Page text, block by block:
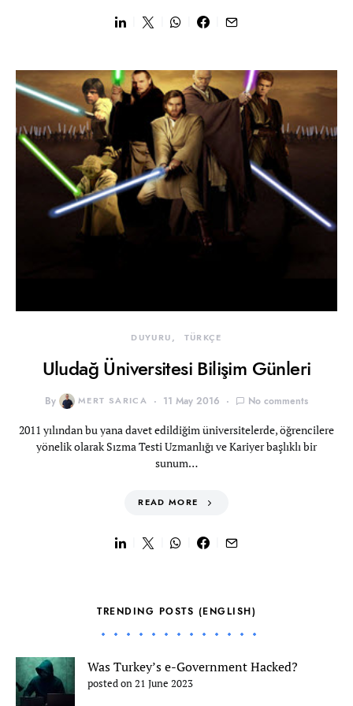
DUYURU TÜRKÇE
Uludağ Üniversitesi Bilişim Günleri
By MERT SARICA 11 May 2016 No comments
2011 yılından bu yana davet edildiğim üniversitelerde, öğrencilere
yönelik olarak Sızma Testi Uzmanlığı ve Kariyer başlıklı bir
sunum…
READ MORE
TRENDING POSTS (ENGLISH)
Was Turkey’s e-Government Hacked?
posted on 21 June 2023